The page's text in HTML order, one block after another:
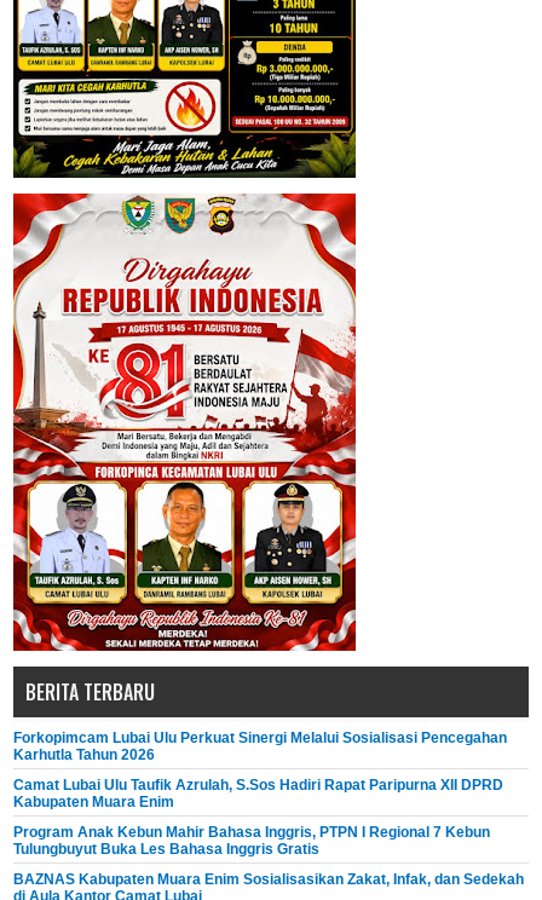
BERITA TERBARU
Forkopimcam Lubai Ulu Perkuat Sinergi Melalui Sosialisasi Pencegahan
Karhutla Tahun 2026
Camat Lubai Ulu Taufik Azrulah, S.Sos Hadiri Rapat Paripurna XII DPRD
Kabupaten Muara Enim
Program Anak Kebun Mahir Bahasa Inggris, PTPN I Regional 7 Kebun
Tulungbuyut Buka Les Bahasa Inggris Gratis
BAZNAS Kabupaten Muara Enim Sosialisasikan Zakat, Infak, dan Sedekah